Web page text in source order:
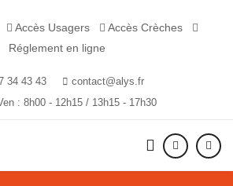
Accès Usagers
Accès Crèches
Réglement en ligne
34 43 43
contact@alys.fr
: 8h00 - 12h15 / 13h15 - 17h30